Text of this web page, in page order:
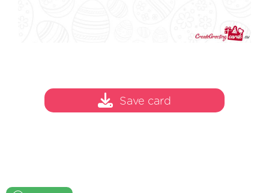
Save card